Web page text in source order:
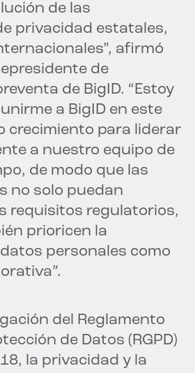
de las
privacidad estatales,
afirmó
de
de BigID. “Estoy
a BigID en este
crecimiento para liderar
a nuestro equipo de
de modo que las
no solo puedan
requisitos regulatorios,
prioricen la
personales como
del Reglamento
de Datos (RGPD)
la privacidad y la